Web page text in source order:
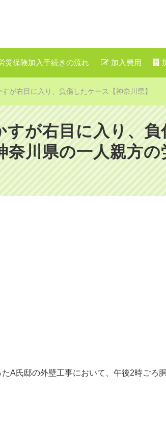
災保険加入手続きの流れ 加入費用
すが右目に入り、負傷したケース【神奈川県】
すが右目に入り、
奈川県の一人親方の
A氏邸の外壁工事において、午後2時ごろ